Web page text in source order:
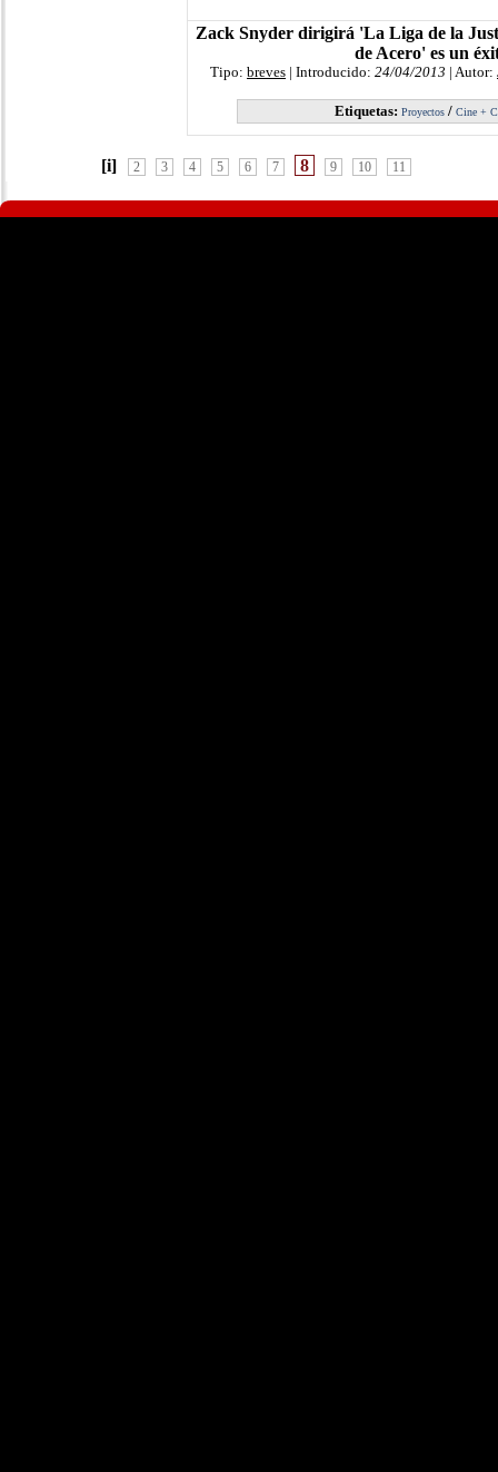
Zack Snyder dirigirá 'La Liga de la
de Acero' es un
Tipo: breves | Introducido: 24/04/2013 | Autor:
Etiquetas: Proyectos / Cine +
[i] 2 3 4 5 6 7 8 9 10 11